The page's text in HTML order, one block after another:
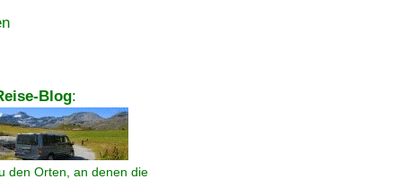
Blog:
den Orten, an denen die